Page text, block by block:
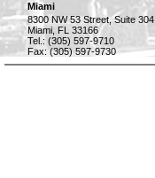
Miami
8300 NW 53 Street, Suite 304
Miami, FL 33166
Tel.: (305) 597-9710
Fax: (305) 597-9730